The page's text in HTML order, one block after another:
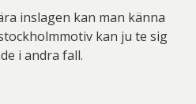
inslagen kan man känna
kan ju te sig
i andra fall.